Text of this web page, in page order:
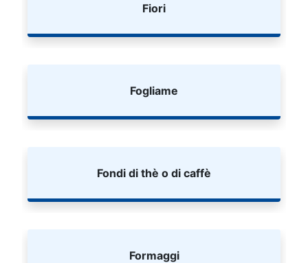
Fiori
Fogliame
Fondi di thè o di caffè
Formaggi